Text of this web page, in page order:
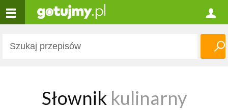
Słownik kulinarny